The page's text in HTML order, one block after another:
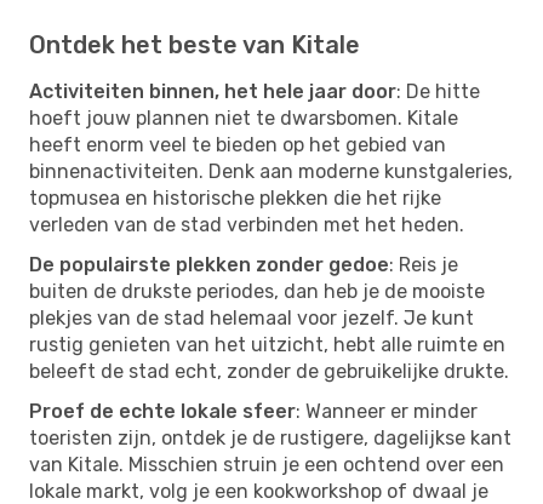
Ontdek het beste van Kitale
Activiteiten binnen, het hele jaar door: De hitte
hoeft jouw plannen niet te dwarsbomen. Kitale
heeft enorm veel te bieden op het gebied van
binnenactiviteiten. Denk aan moderne kunstgaleries,
topmusea en historische plekken die het rijke
verleden van de stad verbinden met het heden.
De populairste plekken zonder gedoe: Reis je
buiten de drukste periodes, dan heb je de mooiste
plekjes van de stad helemaal voor jezelf. Je kunt
rustig genieten van het uitzicht, hebt alle ruimte en
beleeft de stad echt, zonder de gebruikelijke drukte.
Proef de echte lokale sfeer: Wanneer er minder
toeristen zijn, ontdek je de rustigere, dagelijkse kant
van Kitale. Misschien struin je een ochtend over een
lokale markt, volg je een kookworkshop of dwaal je